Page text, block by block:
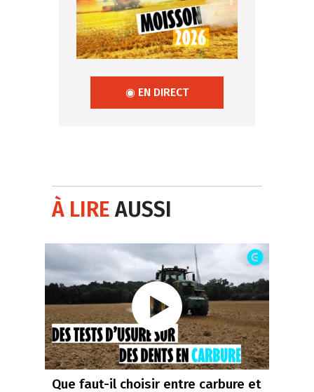
◉ EN DIRECT
À LIREAUSSI
Que faut-il choisir entre carbure et